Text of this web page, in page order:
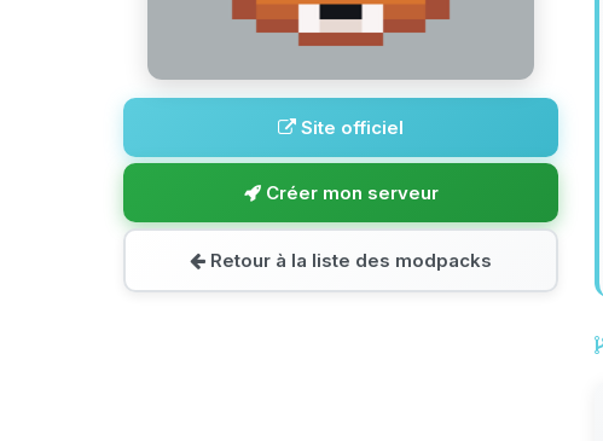
Site officiel
Créer mon serveur
Retour à la liste des modpacks